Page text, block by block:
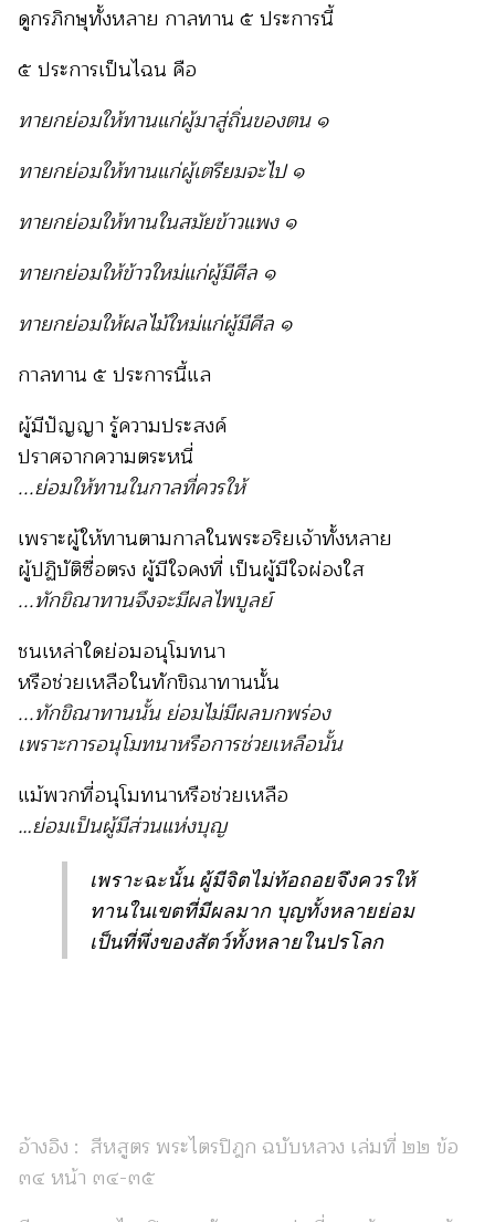
ดูกรภิกษุทั้งหลาย กาลทาน ๕ ประการนี้
๕ ประการเป็นไฉน คือ
ทายกย่อมให้ทานแก่ผู้มาสู่ถิ่นของตน ๑
ทายกย่อมให้ทานแก่ผู้เตรียมจะไป ๑
ทายกย่อมให้ทานในสมัยข้าวแพง ๑
ทายกย่อมให้ข้าวใหม่แก่ผู้มีศีล ๑
ทายกย่อมให้ผลไม้ใหม่แก่ผู้มีศีล ๑
กาลทาน ๕ ประการนี้แล
ผู้มีปัญญา รู้ความประสงค์
ปราศจากความตระหนี่
...ย่อมให้ทานในกาลที่ควรให้
เพราะผู้ให้ทานตามกาลในพระอริยเจ้าทั้งหลาย
ผู้ปฏิบัติซื่อตรง ผู้มีใจคงที่ เป็นผู้มีใจผ่องใส
...ทักขิณาทานจึงจะมีผลไพบูลย์
ชนเหล่าใดย่อมอนุโมทนา
หรือช่วยเหลือในทักขิณาทานนั้น
...ทักขิณาทานนั้น ย่อมไม่มีผลบกพร่อง
เพราะการอนุโมทนาหรือการช่วยเหลือนั้น
แม้พวกที่อนุโมทนาหรือช่วยเหลือ
…ย่อมเป็นผู้มีส่วนแห่งบุญ
เพราะฉะนั้น ผู้มีจิตไม่ท้อถอยจึงควรให้
ทานในเขตที่มีผลมาก บุญทั้งหลายย่อม
เป็นที่พึ่งของสัตว์ทั้งหลายในปรโลก
อ้างอิง : สีหสูตร พระไตรปิฎก ฉบับหลวง เล่มที่ ๒๒ ข้อ
๓๔ หน้า ๓๔-๓๕